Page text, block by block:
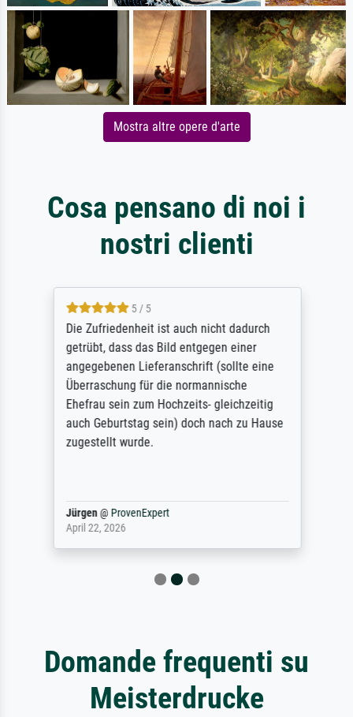
Mostra altre opere d'arte
Cosa pensano di noi i
nostri clienti
5 / 5
Die Zufriedenheit ist auch nicht dadurch
getrübt, dass das Bild entgegen einer
angegebenen Lieferanschrift (sollte eine
Überraschung für die normannische
Ehefrau sein zum Hochzeits- gleichzeitig
auch Geburtstag sein) doch nach zu Hause
zugestellt wurde.
Jürgen@ ProvenExpert
April 22, 2026
Domande frequenti su
Meisterdrucke